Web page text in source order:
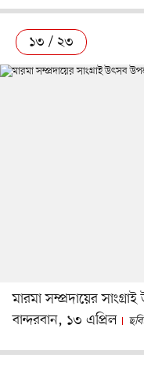
১৩ / ২৩
মারমা সম্প্রদায়ের
বান্দরবান, ১৩ এপ্রিল